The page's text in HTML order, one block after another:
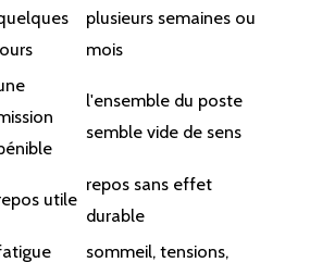
plusieurs semaines ou
mois
l'ensemble du poste
semble vide de sens
utile
repos sans effet
durable
sommeil, tensions,